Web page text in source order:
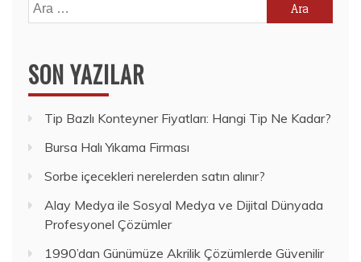
Arama:
SON YAZILAR
Tip Bazlı Konteyner Fiyatları: Hangi Tip Ne Kadar?
Bursa Halı Yıkama Firması
Sorbe içecekleri nerelerden satın alınır?
Alay Medya ile Sosyal Medya ve Dijital Dünyada
Profesyonel Çözümler
1990’dan Günümüze Akrilik Çözümlerde Güvenilir